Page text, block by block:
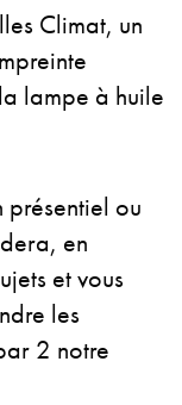
Climat, un
lampe à huile
présentiel ou
en
et vous
les
2 notre